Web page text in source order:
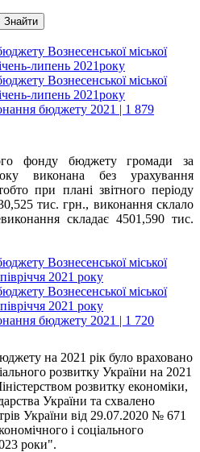
Знайти
Вознесенської міської
липень 2021року
Вознесенської міської
липень 2021року
бюджету 2021 | 1 879
фонду бюджету громади за
виконана без урахування
при плані звітного періоду
тис. грн., виконання склало
складає 4501,590 тис.
Вознесенської міської
2021 року
Вознесенської міської
2021 року
бюджету 2021 | 1 720
на 2021 рік було враховано
розвитку України на 2021
розвитку економіки,
України та схвалено
України від 29.07.2020 № 671
і соціального
роки".